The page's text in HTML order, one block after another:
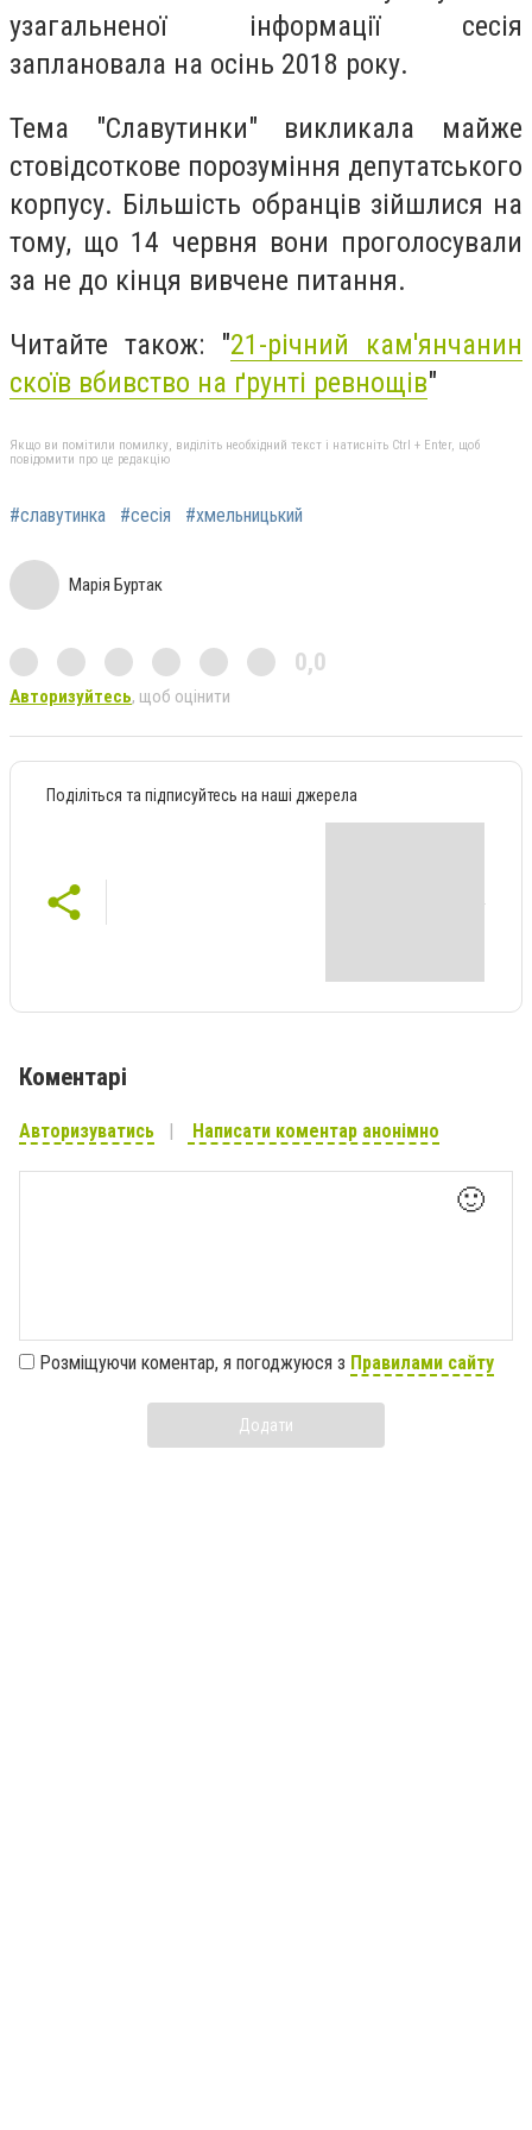
узагальненої інформації сесія
заплановала на осінь 2018 року.
Тема "Славутинки" викликала майже
стовідсоткове порозуміння депутатського
корпусу. Більшість обранців зійшлися на
тому, що 14 червня вони проголосували
за не до кінця вивчене питання.
Читайте також: "21-річний кам'янчанин
скоїв вбивство на ґрунті ревнощів"
Якщо ви помітили помилку, виділіть необхідний текст і натисніть Ctrl + Enter, щоб
повідомити про це редакцію
#славутинка #сесія #хмельницький
Марія Буртак
0,0
Авторизуйтесь, щоб оцінити
Поділіться та підписуйтесь на наші джерела
Коментарі
Авторизуватись Написати коментар анонімно
🙂
Розміщуючи коментар, я погоджуюся з Правилами сайту
Додати